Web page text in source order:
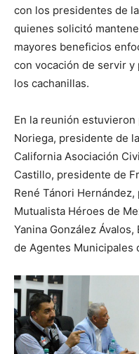
con los presidentes de
quienes solicitó
mayores beneficios
con vocación de servir y
los cachanillas.
En la reunión
Noriega, presidente de
California Asociación
Castillo, presidente de
René Tánori
Mutualista Héroes de
Yanina González Ávalos,
de Agentes Municipales